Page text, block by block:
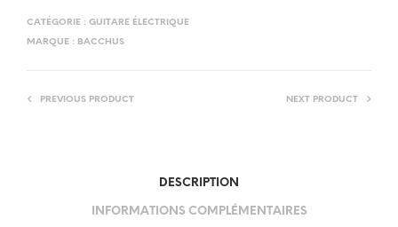
CATÉGORIE : GUITARE ÉLECTRIQUE
MARQUE : BACCHUS
PREVIOUS PRODUCT NEXT PRODUCT
DESCRIPTION
INFORMATIONS COMPLÉMENTAIRES